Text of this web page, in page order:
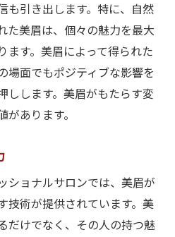
も引き出します。特に、自然
た美眉は、個々の魅力を最大
ます。美眉によって得られた
場面でもポジティブな影響を
しします。美眉がもたらす変
あります。
ショナルサロンでは、美眉が
技術が提供されています。美
だけでなく、その人の持つ魅